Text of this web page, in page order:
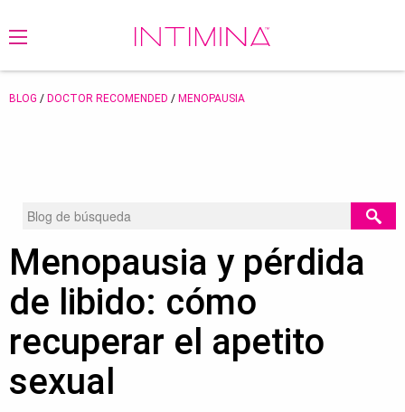
BLOG / DOCTOR RECOMENDED / MENOPAUSIA
Menopausia y pérdida
de libido: cómo
recuperar el apetito
sexual